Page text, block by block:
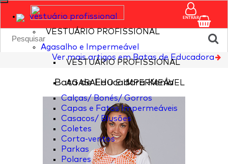
vestuário profissional
VESTUÁRIO PROFISSIONAL
Agasalho e Impermeável
VESTUÁRIO PROFISSIONAL
AGASALHO E IMPERMEÁVEL
Calças/ Bonés/ Gorros
Capas e Fatos Impermeáveis
Casacos/ Blusões
Coletes
Corta-ventos
Parkas
Polares
ENTRAR
Ver mais artigos em Batas de Educadora
Bata de Educadora Kenia